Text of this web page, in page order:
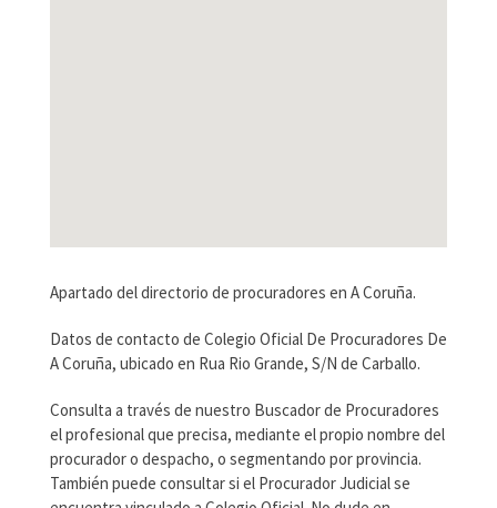
Apartado del directorio de procuradores en A Coruña.
Datos de contacto de Colegio Oficial De Procuradores De
A Coruña, ubicado en Rua Rio Grande, S/N de Carballo.
Consulta a través de nuestro Buscador de Procuradores
el profesional que precisa, mediante el propio nombre del
procurador o despacho, o segmentando por provincia.
También puede consultar si el Procurador Judicial se